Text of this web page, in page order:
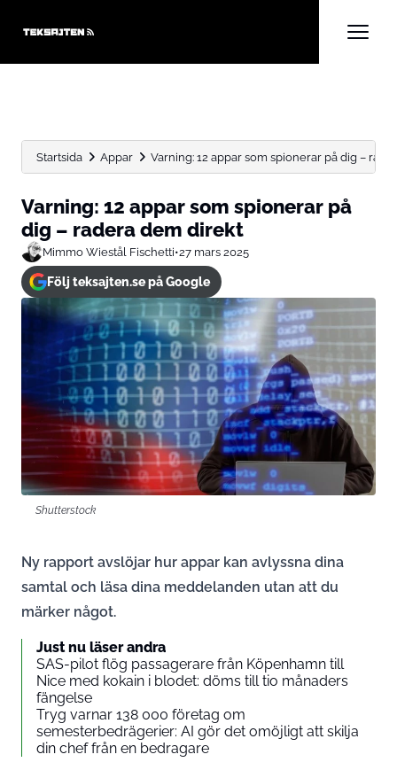
Startsida Appar Varning: 12 appar som spionerar på dig –
Varning: 12 appar som spionerar på
dig – radera dem direkt
Mimmo Wiestål Fischetti•27 mars 2025
Följ teksajten.se på Google
Shutterstock
Ny rapport avslöjar hur appar kan avlyssna dina
samtal och läsa dina meddelanden utan att du
märker något.
Just nu läser andra
SAS-pilot flög passagerare från Köpenhamn till
Nice med kokain i blodet: döms till tio månaders
fängelse
Tryg varnar 138 000 företag om
semesterbedrägerier: AI gör det omöjligt att skilja
din chef från en bedragare